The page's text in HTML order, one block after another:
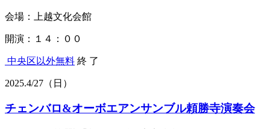
会場：上越文化会館
開演：１４：００
中央区以外無料 終 了
2025.4/27 （日）
チェンバロ&オーボエアンサンブル頼勝寺演奏会